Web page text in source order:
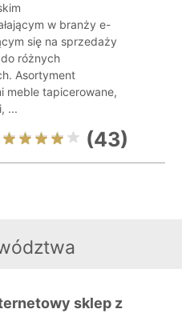
w branży e-
się na sprzedaży
różnych
Asortyment
meble tapicerowane,
...
(43)
sklep z